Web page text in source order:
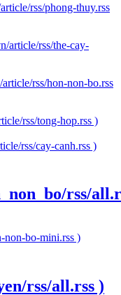
rss/phong-thuy.rss
article/rss/the-cay-
rss/hon-non-bo.rss
rss/tong-hop.rss )
rss/cay-canh.rss )
rss/
non-bo-mini.rss )
rss/all.rss )